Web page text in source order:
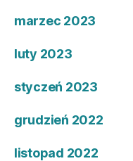
marzec 2023
luty 2023
styczeń 2023
grudzień 2022
listopad 2022